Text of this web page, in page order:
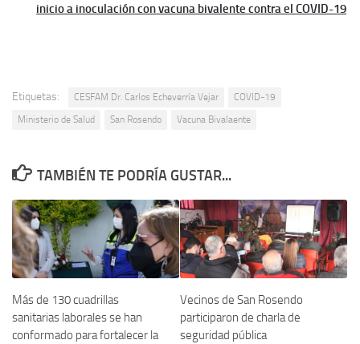
inicio a inoculación con vacuna bivalente contra el COVID-19
Etiquetas: CESFAM Dr. Carlos Echeverría Vejar
COVID-19
Ministerio de Salud
San Rosendo Vacuna Bivalaente
TAMBIÉN TE PODRÍA GUSTAR...
Más de 130 cuadrillas
sanitarias laborales se han
conformado para fortalecer la
Vecinos de San Rosendo
participaron de charla de
seguridad pública